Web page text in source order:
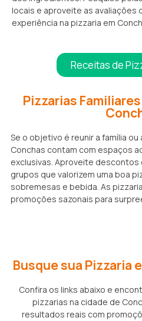
locais e aproveite as avaliações
experiência na pizzaria em
Receitas de
Pizzarias
Se o objetivo é reunir a família
Conchas contam com espaços
exclusivas. Aproveite
grupos que valorizem uma boa
sobremesas e bebida. As
promoções sazonais para
Busque sua Pizzaria
Confira os links abaixo e
pizzarias na cidade de
resultados reais com